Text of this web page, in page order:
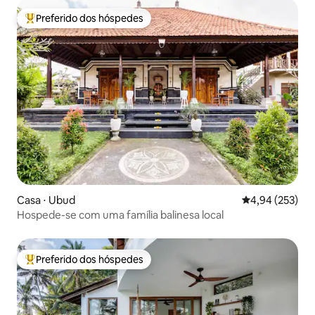
Entre os melhores preferidos dos hóspedes
Preferido dos hóspedes
Casa ⋅ Ubud 4,94 de uma
4,94 (253)
Hospede-se com uma família balinesa local
Entre os melhores preferidos dos hóspedes
Preferido dos hóspedes